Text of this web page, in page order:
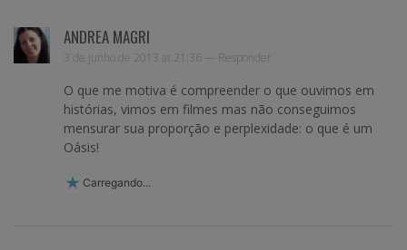
ANDREA MAGRI
3 de junho de 2013 at 21:36 — Responder
O que me motiva é compreender o que ouvimos em
histórias, vimos em filmes mas não conseguimos
mensurar sua proporção e perplexidade: o que é um
Oásis!
Carregando...